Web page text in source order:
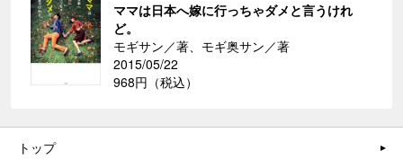
ママは日本へ嫁に行っちゃダメと言うけれ
ど。
モギサン／著、モギ奥サン／著
2015/05/22
968円（税込）
トップ